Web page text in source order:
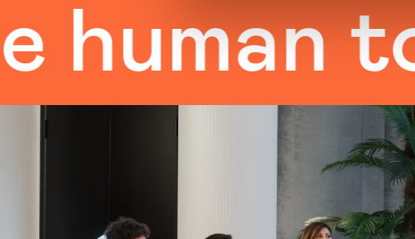
touch